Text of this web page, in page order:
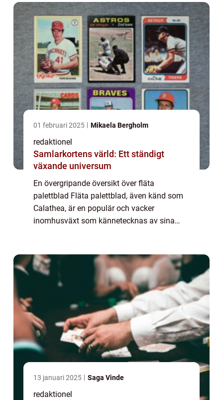
avväpnar med sin v...
01 februari 2025 Mikaela Bergholm
redaktionel
Samlarkortens värld: Ett ständigt
växande universum
En övergripande översikt över fläta
palettblad Fläta palettblad, även känd som
Calathea, är en populär och vacker
inomhusväxt som kännetecknas av sina
avväpnar med sin v...
13 januari 2025 Saga Vinde
redaktionel